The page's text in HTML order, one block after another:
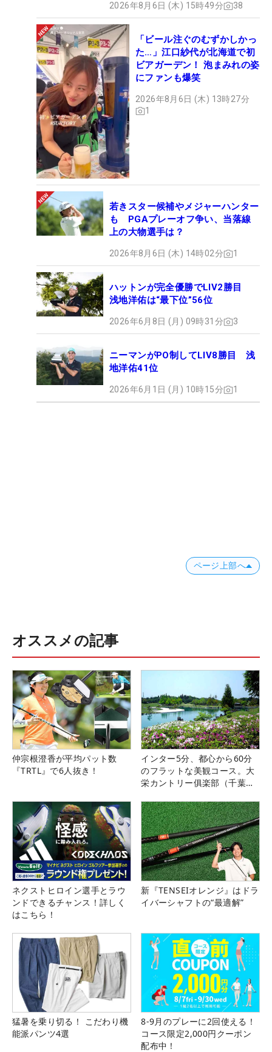
2026年8月6日 (木) 15時49分 38
「ビール注ぐのむずかしかっ
た…」江口紗代が北海道で初
ビアガーデン！ 泡まみれの姿
にファンも爆笑
2026年8月6日 (木) 13時27分
1
若きスター候補やメジャーハンター
も PGAプレーオフ争い、当落線
上の大物選手は？
2026年8月6日 (木) 14時02分 1
ハットンが完全優勝でLIV2勝目
浅地洋佑は“最下位”56位
2026年6月8日 (月) 09時31分 3
ニーマンがPO制してLIV8勝目 浅
地洋佑41位
2026年6月1日 (月) 10時15分 1
ページ上部へ
オススメの記事
仲宗根澄香が平均パット数
『TRTL』で6人抜き！
インター5分、都心から60分
のフラットな美観コース。大
栄カントリー俱楽部（千葉
ネクストヒロイン選手とラウ
ンドできるチャンス！詳しく
はこちら！
新『TENSEIオレンジ』はドラ
イバーシャフトの“最適解”
猛暑を乗り切る！ こだわり機
能派パンツ4選
8-9月のプレーに2回使える！
コース限定2,000円クーポン
配布中！